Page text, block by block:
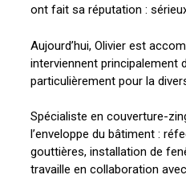
ont fait sa réputation :
Aujourd’hui, Olivier est
interviennent principalement
particulièrement pour la
Spécialiste en couverture-
l’enveloppe du bâtiment :
gouttières, installation de
travaille en collaboration